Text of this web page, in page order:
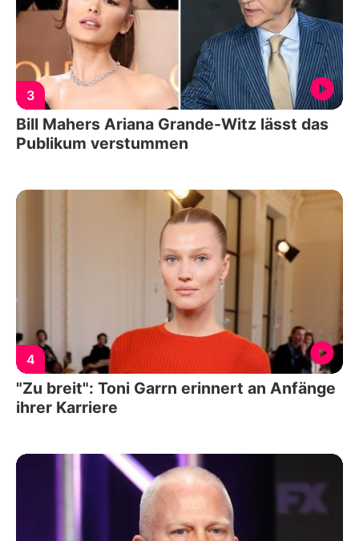
3
Bill Mahers Ariana Grande-Witz lässt das
Publikum verstummen
4
"Zu breit": Toni Garrn erinnert an Anfänge
ihrer Karriere